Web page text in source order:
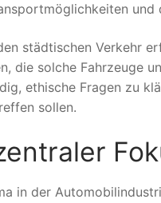
städtischen Verkehr
die solche Fahrzeuge
ethische Fragen zu
sollen.
in der